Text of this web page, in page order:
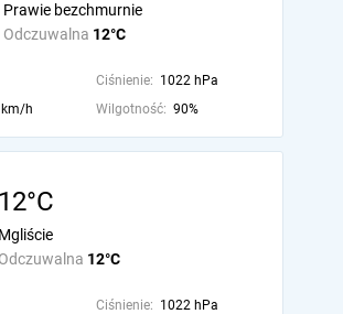
Odczuwalna 12°C
Prawie bezchmurnie
Ciśnienie: 1022 hPa
h Wilgotność: 90%
12°C
Odczuwalna 12°C
Mgliście
Ciśnienie: 1022 hPa